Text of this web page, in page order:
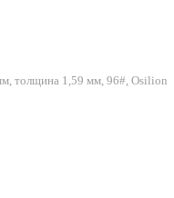
толщина 1,59 мм, 96#, Osilion